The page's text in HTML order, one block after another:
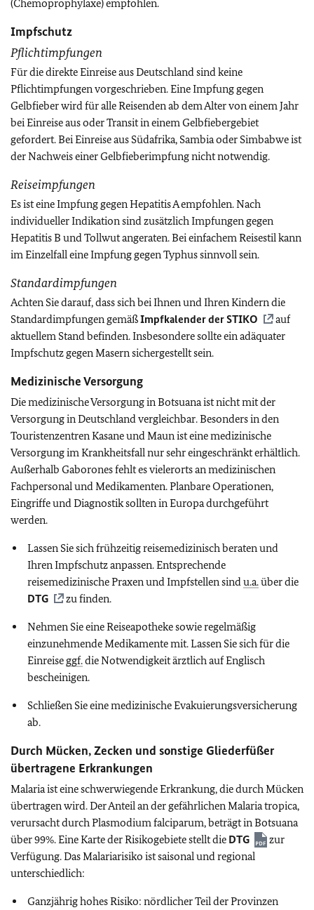
(Chemoprophylaxe) empfohlen.
Impfschutz
Pflichtimpfungen
Für die direkte Einreise aus Deutschland sind keine
Pflichtimpfungen vorgeschrieben.Eine Impfung gegen
Gelbfieber wird für alle Reisenden ab dem Alter von einem Jahr
bei Einreise aus oder Transit in einem Gelbfiebergebiet
gefordert. Bei Einreise aus Südafrika, Sambia oder Simbabwe ist
der Nachweis einer Gelbfieberimpfung nicht notwendig.
Reiseimpfungen
Es ist eine Impfung gegen Hepatitis A empfohlen. Nach
individueller Indikation sind zusätzlich Impfungen gegen
Hepatitis B und Tollwut angeraten. Bei einfachem Reisestil kann
im Einzelfall eine Impfung gegen Typhus sinnvoll sein.
Standardimpfungen
Achten Sie darauf, dass sich bei Ihnen und Ihren Kindern die
Standardimpfungen gemäßImpfkalender derSTIKO
auf
aktuellem Stand befinden. Insbesondere sollte ein adäquater
Impfschutz gegen Masern sichergestellt sein.
Medizinische Versorgung
Die medizinische Versorgung in Botsuana ist nicht mit der
Versorgung in Deutschland vergleichbar. Besonders in den
Touristenzentren Kasane und Maun ist eine medizinische
Versorgung im Krankheitsfall nur sehr eingeschränkt erhältlich.
Außerhalb Gaborones fehlt es vielerorts an medizinischen
Fachpersonal und Medikamenten. Planbare Operationen,
Eingriffe und Diagnostik sollten in Europa durchgeführt
werden.
Lassen Sie sich frühzeitig reisemedizinisch beraten und
Ihren Impfschutz anpassen. Entsprechende
reisemedizinische Praxen und Impfstellen sindu.a.über die
DTG
zu finden.
Nehmen Sie eine Reiseapotheke sowie regelmäßig
einzunehmende Medikamente mit. Lassen Sie sich für die
Einreise ggf.die Notwendigkeit ärztlich auf Englisch
bescheinigen.
Schließen Sie eine medizinische Evakuierungsversicherung
ab.
Durch Mücken, Zecken und sonstige Gliederfüßer
übertragene Erkrankungen
Malaria ist eine schwerwiegende Erkrankung, die durch Mücken
übertragen wird. Der Anteil an der gefährlichen Malaria tropica,
verursacht durch Plasmodium falciparum, beträgt in Botsuana
über 99%.Eine Karte der Risikogebiete stellt die DTG
zur
Verfügung. Das Malariarisiko ist saisonal und regional
unterschiedlich:
Ganzjährig hohes Risiko: nördlicher Teil der Provinzen